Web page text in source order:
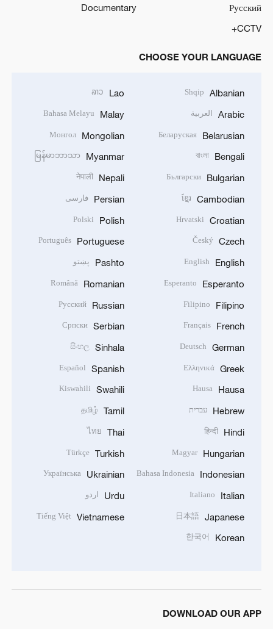
Русский
Documentary
CCTV+
CHOOSE YOUR LANGUAGE
Albanian
Shqip
Arabic العربية
Belarusian
Беларуская
Bengali
বাংলা
Bulgarian
Български
Cambodian
ខ្មែរ
Croatian
Hrvatski
Czech
Český
English
English
Esperanto
Esperanto
Filipino
Filipino
French
Français
German
Deutsch
Greek
Ελληνικά
Hausa
Hausa
Hebrew עברית
Hindi
हिन्दी
Hungarian
Magyar
Indonesian
Bahasa Indonesia
Italian
Italiano
Japanese
日本語
Korean
한국어
Lao
ລາວ
Malay
Bahasa Melayu
Mongolian
Монгол
Myanmar
မြန်မာဘာသာ
Nepali
नेपाली
Persian فارسی
Polish
Polski
Portuguese
Português
Pashto پښتو
Romanian
Română
Russian
Русский
Serbian
Српски
Sinhala
සිංහල
Spanish
Español
Swahili
Kiswahili
Tamil
தமிழ்
Thai
ไทย
Turkish
Türkçe
Ukrainian
Українська
Urdu اردو
Vietnamese
Tiếng Việt
DOWNLOAD OUR APP